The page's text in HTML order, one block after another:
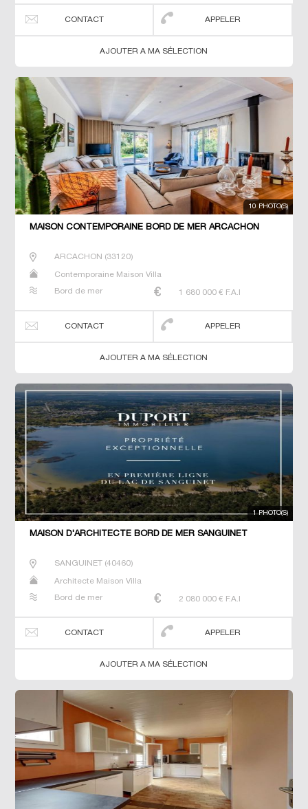
CONTACT APPELER
AJOUTER A MA SÉLECTION
10 PHOTO(S)
MAISON CONTEMPORAINE BORD DE MER ARCACHON
ARCACHON (33120)
Contemporaine Maison Villa
Bord de mer 1 680 000 € F.A.I
CONTACT APPELER
AJOUTER A MA SÉLECTION
1 PHOTO(S)
MAISON D'ARCHITECTE BORD DE MER SANGUINET
SANGUINET(40460)
Architecte Maison Villa
Bord de mer 2 080 000 € F.A.I
CONTACT APPELER
AJOUTER A MA SÉLECTION